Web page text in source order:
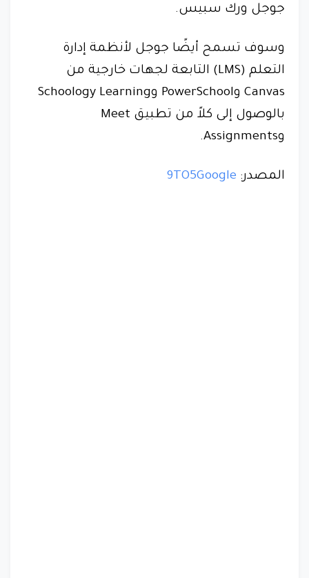
جوجل ورك سبيس.
وسوف تسمح أيضًا جوجل لأنظمة إدارة
التعلم (LMS) التابعة لجهات خارجية من
Canvas وPowerSchool وSchoology Learning
بالوصول إلى كلاً من تطبيق Meet
وAssignments.
المصدر: 9TO5Google